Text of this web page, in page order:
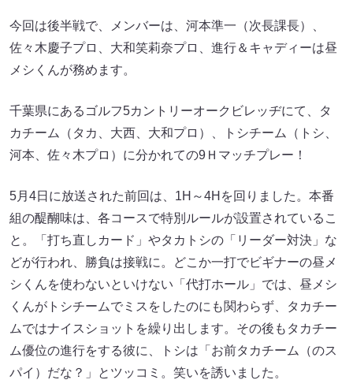
今回は後半戦で、メンバーは、河本準一（次長課長）、
佐々木慶子プロ、大和笑莉奈プロ、進行＆キャディーは昼
メシくんが務めます。
千葉県にあるゴルフ5カントリーオークビレッヂにて、タ
カチーム（タカ、大西、大和プロ）、トシチーム（トシ、
河本、佐々木プロ）に分かれての9Ｈマッチプレー！
5月4日に放送された前回は、1H～4Hを回りました。本番
組の醍醐味は、各コースで特別ルールが設置されているこ
と。「打ち直しカード」やタカトシの「リーダー対決」な
どが行われ、勝負は接戦に。どこか一打でビギナーの昼メ
シくんを使わないといけない「代打ホール」では、昼メシ
くんがトシチームでミスをしたのにも関わらず、タカチー
ムではナイスショットを繰り出します。その後もタカチー
ム優位の進行をする彼に、トシは「お前タカチーム（のス
パイ）だな？」とツッコミ。笑いを誘いました。